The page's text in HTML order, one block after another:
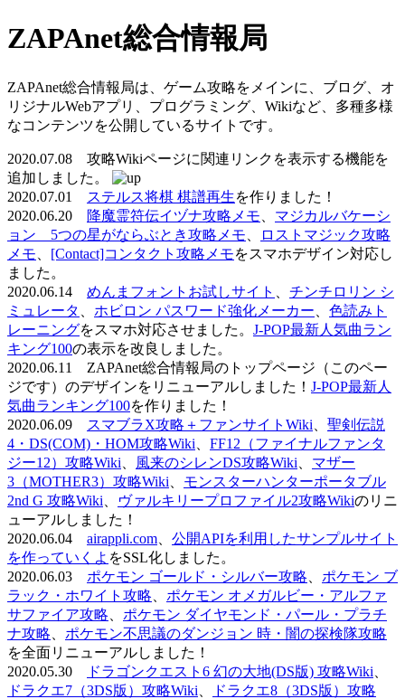
ZAPAnet総合情報局
ZAPAnet総合情報局は、ゲーム攻略をメインに、ブログ、オ
リジナルWebアプリ、プログラミング、Wikiなど、多種多様
なコンテンツを公開しているサイトです。
2020.07.08 攻略Wikiページに関連リンクを表示する機能を
追加しました。
2020.07.01
ステルス将棋 棋譜再生を作りました！
2020.06.20
降魔霊符伝イヅナ攻略メモ
マジカルバケーシ
ョン 5つの星がならぶとき攻略メモ
ロストマジック攻略
メモ
[Contact]コンタクト攻略メモをスマホデザイン対応し
ました。
2020.06.14 めんまフォントお試しサイト
チンチロリン シ
ミュレータ
ホビロン パスワード強化メーカー
色読みト
レーニングをスマホ対応させました。 J-POP最新人気曲ラン
キング100の表示を改良しました。
2020.06.11 ZAPAnet総合情報局のトップページ（このペー
ジです）のデザインをリニューアルしました！ J-POP最新人
気曲ランキング100を作りました！
2020.06.09
スマブラX攻略＋ファンサイトWiki
聖剣伝説
4・DS(COM)・HOM攻略Wiki
FF12（ファイナルファンタ
ジー12）攻略Wiki
風来のシレンDS攻略Wiki
マザー
3（MOTHER3）攻略Wiki
モンスターハンターポータブル
2nd G 攻略Wiki
ヴァルキリープロファイル2攻略Wikiのリニ
ューアルしました！
2020.06.04 airappli.com
公開APIを利用したサンプルサイト
を作っていくよ をSSL化しました。
2020.06.03 ポケモン ゴールド・シルバー攻略
ポケモン ブ
ラック・ホワイト攻略
ポケモン オメガルビー・アルファ
サファイア攻略
ポケモン ダイヤモンド・パール・プラチ
ナ攻略
ポケモン不思議のダンジョン 時・闇の探検隊攻略
を全面リニューアルしました！
2020.05.30
ドラゴンクエスト6 幻の大地(DS版) 攻略Wiki
ドラクエ7（3DS版）攻略Wiki
ドラクエ8（3DS版）攻略